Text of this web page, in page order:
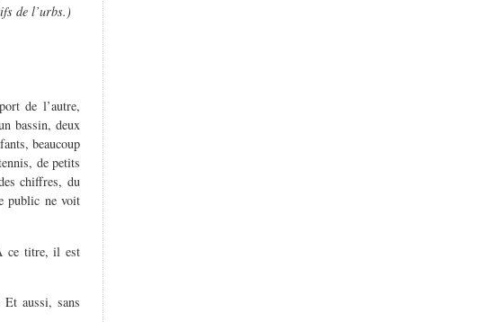
de l’urbs.)
de l’autre,
bassin, deux
beaucoup
de petits
chiffres, du
public ne voit
ce titre, il est
aussi, sans